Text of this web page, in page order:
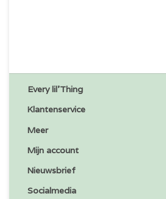
Every lil'Thing
Klantenservice
Meer
Mijn account
Nieuwsbrief
Socialmedia